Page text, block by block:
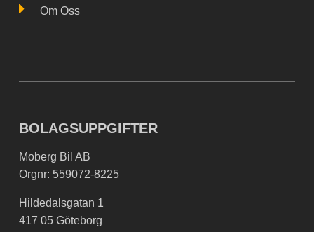
Om Oss
BOLAGSUPPGIFTER
Moberg Bil AB
Orgnr: 559072-8225
Hildedalsgatan 1
417 05 Göteborg